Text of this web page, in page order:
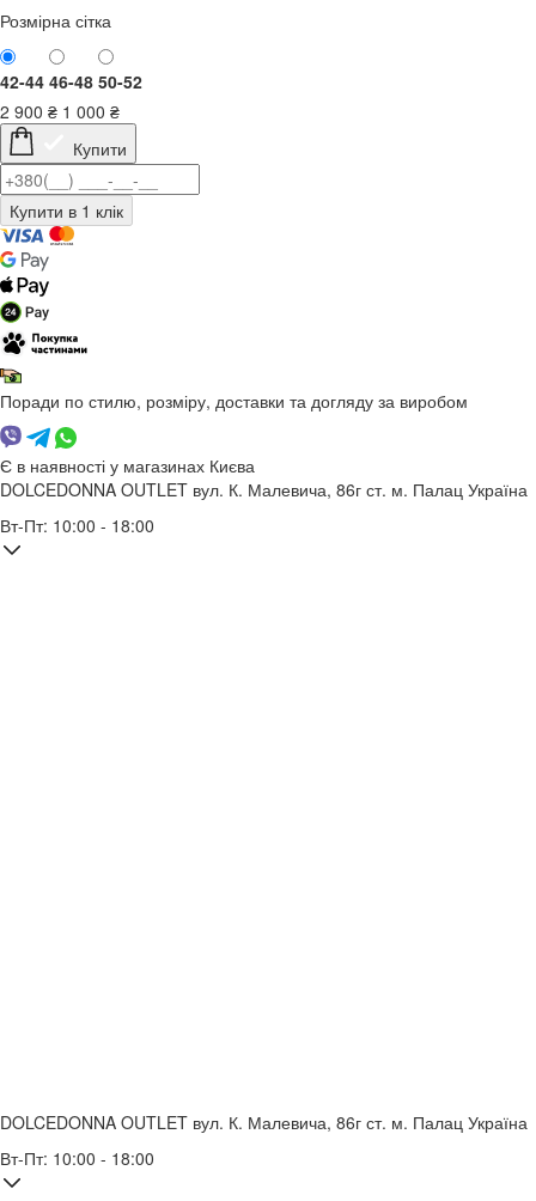
Розмірна сітка
42-44 46-48 50-52
2 900 ₴ 1 000 ₴
Купити
Поради по стилю, розміру, доставки та догляду за виробом
Є в наявності у магазинах Києва
DOLCEDONNA OUTLET вул. К. Малевича, 86г ст. м. Палац Україна
Вт-Пт: 10:00 - 18:00
DOLCEDONNA OUTLET вул. К. Малевича, 86г ст. м. Палац Україна
Вт-Пт: 10:00 - 18:00